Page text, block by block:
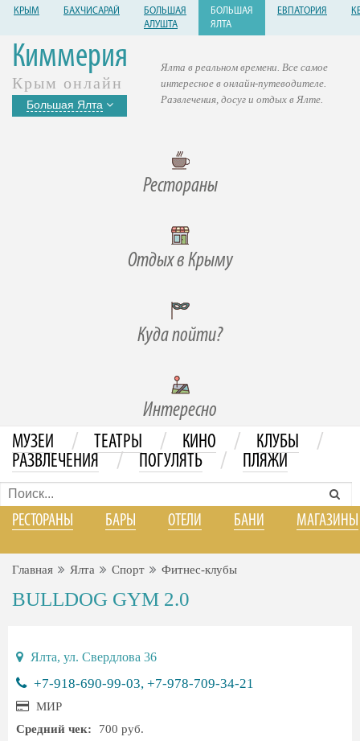
КРЫМ БАХЧИСАРАЙ
БОЛЬШАЯ
АЛУШТА
БОЛЬШАЯ
ЯЛТА
ЕВПАТОРИЯ
Киммерия
Крым онлайн
Большая Ялта
Рестораны
Отдых в Крыму
Куда пойти?
Интересно
Ялта в реальном времени. Все самое
интересное в онлайн-путеводителе.
Развлечения, досуг и отдых в Ялте.
МУЗЕИ / ТЕАТРЫ / КИНО / КЛУБЫ /
РАЗВЛЕЧЕНИЯ / ПОГУЛЯТЬ / ПЛЯЖИ
РЕСТОРАНЫ БАРЫ ОТЕЛИ БАНИ МАГАЗИНЫ
Главная Ялта Спорт Фитнес-клубы
BULLDOG GYM 2.0
Ялта, ул. Свердлова 36
+7-918-690-99-03, +7-978-709-34-21
МИР
Средний чек:
700 руб.